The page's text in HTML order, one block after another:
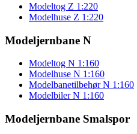
Modeltog Z 1:220
Modelhuse Z 1:220
Modeljernbane N
Modeltog N 1:160
Modelhuse N 1:160
Modelbanetilbehør N 1:160
Modelbiler N 1:160
Modeljernbane Smalspor